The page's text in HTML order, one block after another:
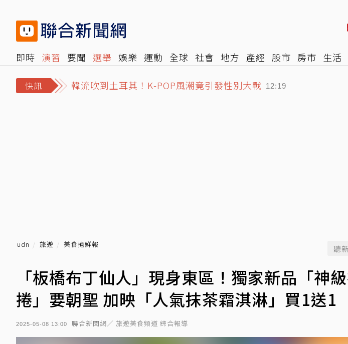
即時 演習 要聞 選舉 娛樂 運動 全球 社會 地方 產經 股市 房市 生活
快訊
韓流吹到土耳其！K-POP風潮竟引發性別大戰
泰國爆校園槍擊！學生開槍釀2死15傷 兇嫌據報已遭擊斃
udn 旅遊 美食搶鮮報 聽
「板橋布丁仙人」現身東區！獨家新品「神
捲」要朝聖 加映「人氣抹茶霜淇淋」買1送1
2025-05-08 13:00 聯合新聞網／ 旅遊美食頻道 綜合報導